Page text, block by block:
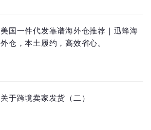
美国一件代发靠谱海外仓推荐｜迅蜂海
外仓，本土履约，高效省心。
关于跨境卖家发货（二）